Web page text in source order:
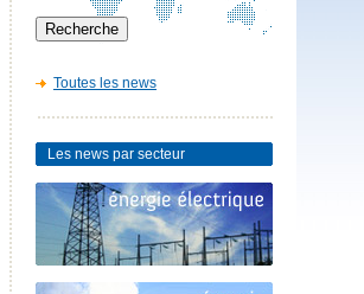
Toutes les news
Les news par secteur